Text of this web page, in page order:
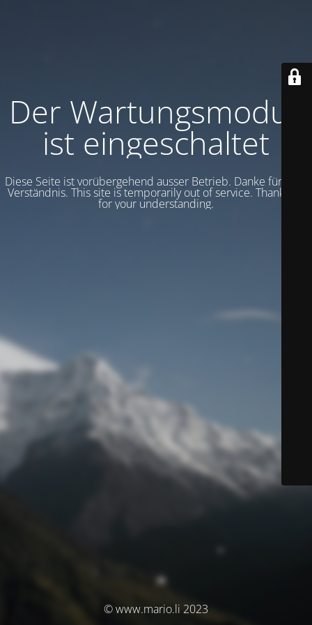
Der Wartungsmodus
ist eingeschaltet
Diese Seite ist vorübergehend ausser Betrieb. Danke für dein
Verständnis. This site is temporarily out of service. Thank you
for your understanding.
© www.mario.li 2023